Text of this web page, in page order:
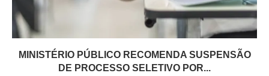
MINISTÉRIO PÚBLICO RECOMENDA SUSPENSÃO
DE PROCESSO SELETIVO POR...